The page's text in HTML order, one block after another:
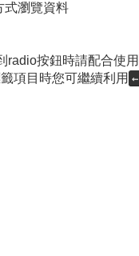
式瀏覽資料
radio按鈕時請配合使用
項目時您可繼續利用 ←